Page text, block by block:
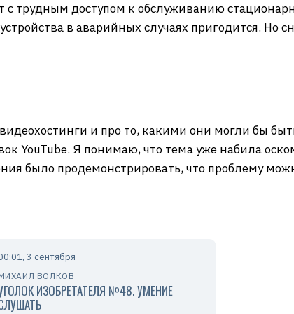
с трудным доступом к обслуживанию
в аварийных случаях пригодится. Но
и про то, какими они могли бы
YouTube. Я понимаю, что тема уже набила
было продемонстрировать, что проблему
3 сентября
ВОЛКОВ
ИЗОБРЕТАТЕЛЯ №48. УМЕНИЕ